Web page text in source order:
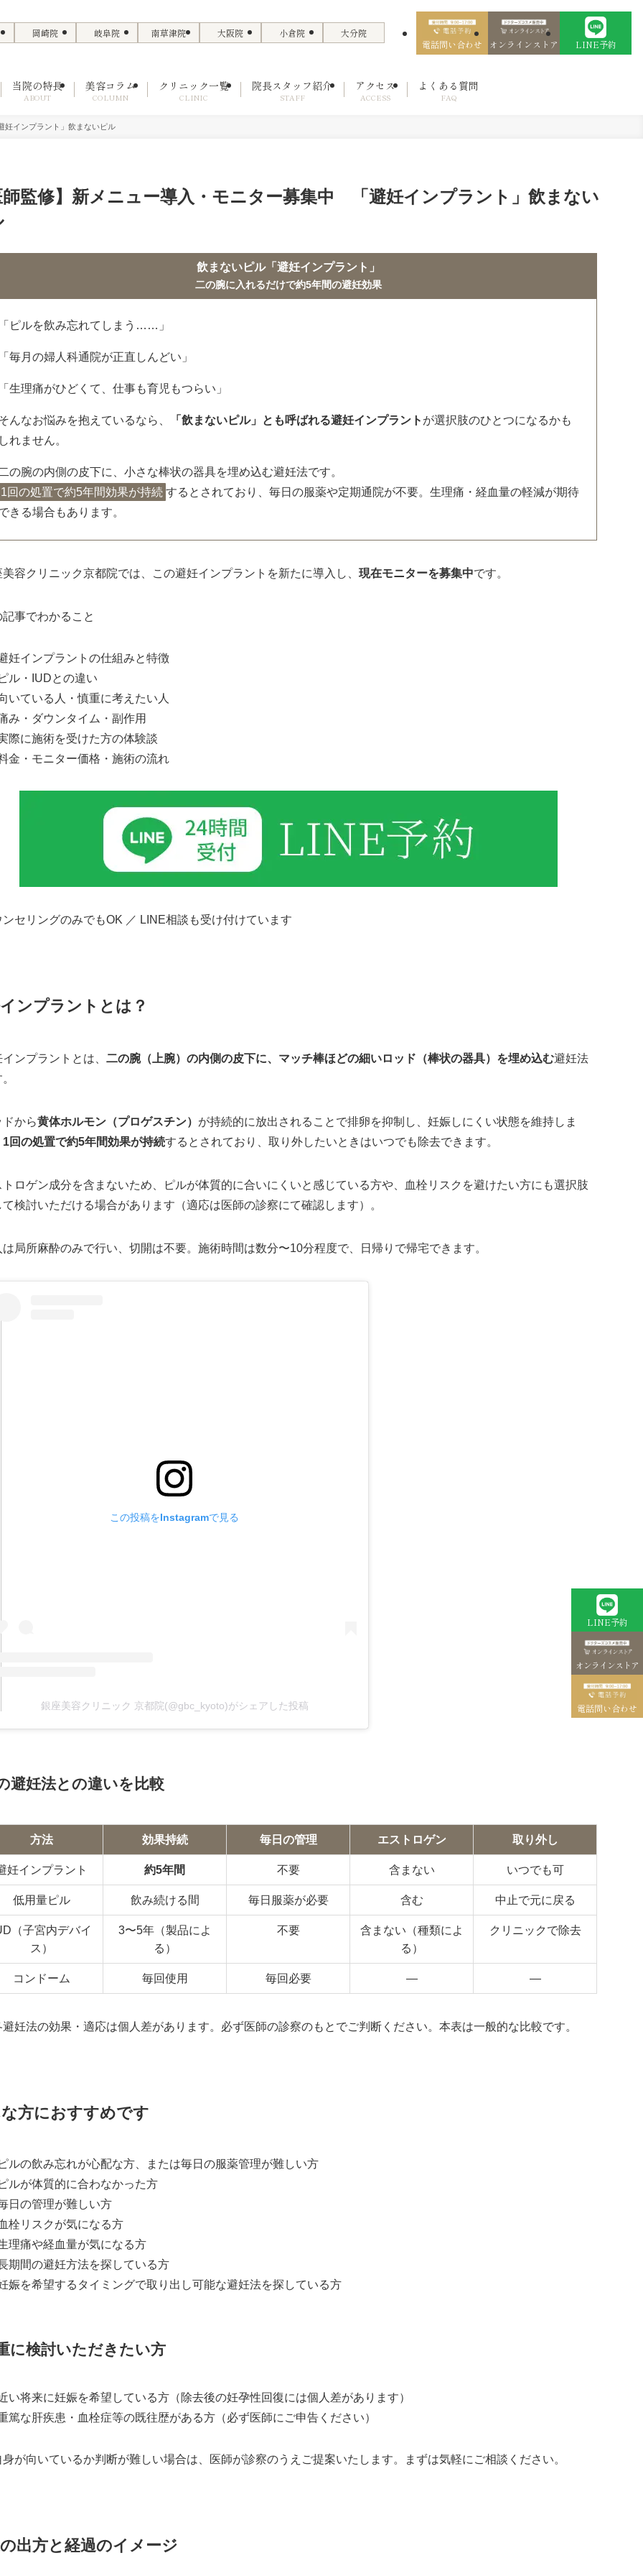
岡崎院 岐阜院 南草津院 大阪院 小倉院
大分院
電話問い合わせ
オンラインストア LINE予約
当院の特長
ABOUT
美容コラム
COLUMN
クリニック一覧
CLINIC
院長スタッフ紹介
STAFF
アクセス
ACCESS
よくある質問
FAQ
LINE予約
オンラインストア
電話問い合わせ
インプラント」飲まないピル
師監修】新メニュー導入・モニター募集中 「避妊インプラント」飲まない
飲まないピル「避妊インプラント」
二の腕に入れるだけで約5年間の避妊効果
ピルを飲み忘れてしまう……」
毎月の婦人科通院が正直しんどい」
生理痛がひどくて、仕事も育児もつらい」
んなお悩みを抱えているなら、 「飲まないピル」とも呼ばれる避妊インプラント が選択肢のひとつになるかも
れません。
の腕の内側の皮下に、小さな棒状の器具を埋め込む避妊法です。
1回の処置で約5年間効果が持続 するとされており、毎日の服薬や定期通院が不要。生理痛・経血量の軽減が期待
きる場合もあります。
美容クリニック京都院では、この避妊インプラントを新たに導入し、 現在モニターを募集中です。
記事でわかること
妊インプラントの仕組みと特徴
ル・IUDとの違い
いている人・慎重に考えたい人
み・ダウンタイム・副作用
際に施術を受けた方の体験談
金・モニター価格・施術の流れ
ンセリングのみでもOK ／ LINE相談も受け付けています
ンプラントとは？
ンプラントとは、 二の腕（上腕）の内側の皮下に、マッチ棒ほどの細いロッド（棒状の器具）を埋め込む避妊法
ドから黄体ホルモン（プロゲスチン） が持続的に放出されることで排卵を抑制し、妊娠しにくい状態を維持しま
1回の処置で約5年間効果が持続するとされており、取り外したいときはいつでも除去できます。
トロゲン成分を含まないため、ピルが体質的に合いにくいと感じている方や、血栓リスクを避けたい方にも選択肢
て検討いただける場合があります（適応は医師の診察にて確認します）。
は局所麻酔のみで行い、切開は不要。施術時間は数分〜10分程度で、日帰りで帰宅できます。
この投稿をInstagramで見る
銀座美容クリニック 京都院(@gbc_kyoto)がシェアした投稿
避妊法との違いを比較
方法 効果持続 毎日の管理 エストロゲン 取り外し
妊インプラント 約5年間 不要 含まない いつでも可
低用量ピル 飲み続ける間 毎日服薬が必要 含む 中止で元に戻る
（子宮内デバイ
ス）
3〜5年（製品によ
る）
不要
含まない（種類によ
る）
クリニックで除去
コンドーム 毎回使用 毎回必要 — —
妊法の効果・適応は個人差があります。必ず医師の診察のもとでご判断ください。本表は一般的な比較です。
方におすすめです
ルの飲み忘れが心配な方、または毎日の服薬管理が難しい方
ルが体質的に合わなかった方
日の管理が難しい方
栓リスクが気になる方
理痛や経血量が気になる方
期間の避妊方法を探している方
娠を希望するタイミングで取り出し可能な避妊法を探している方
に検討いただきたい方
い将来に妊娠を希望している方（除去後の妊孕性回復には個人差があります）
篤な肝疾患・血栓症等の既往歴がある方（必ず医師にご申告ください）
身が向いているか判断が難しい場合は、医師が診察のうえご提案いたします。まずは気軽にご相談ください。
出方と経過のイメージ